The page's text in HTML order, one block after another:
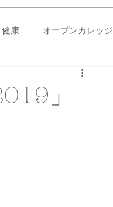
健康 オープンカレッジ
」